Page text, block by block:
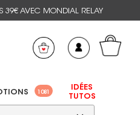
39€ AVEC MONDIAL RELAY
1081
IDÉES
TUTOS